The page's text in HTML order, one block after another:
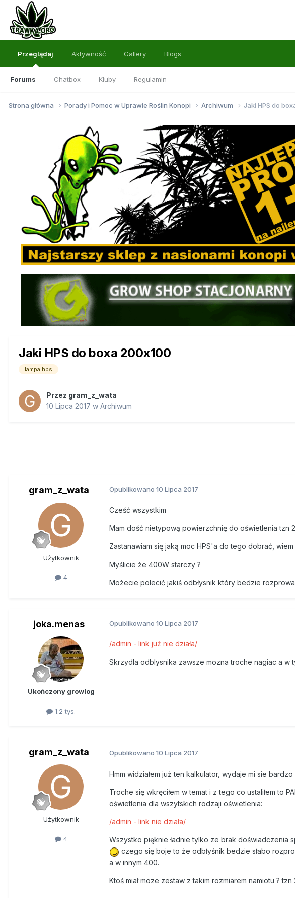
Przeglądaj
Forums Chatbox Kluby Regulamin
Aktywność Gallery Blogs
Strona główna Porady i Pomoc w Uprawie Roślin Konopi Archiwum Jaki HPS do
Jaki HPS do boxa 200x100
lampa hps
Przez gram_z_wata
10 Lipca 2017 w Archiwum
gram_z_wata
Użytkownik
4
Opublikowano 10 Lipca 2017
Cześć wszystkim
Mam dość nietypową powierzchnię do oświetlenia tzn
Zastanawiam się jaką moc HPS'a do tego dobrać,
Myślicie że 400W starczy ?
Możecie polecić jakiś odbłysnik który bedzie
joka.menas
Ukończony growlog
1.2 tys.
Opublikowano 10 Lipca 2017
/admin - link już nie działa/
Skrzydla odblysnika zawsze mozna troche nagiac a w
gram_z_wata
Użytkownik
4
Opublikowano 10 Lipca 2017
Hmm widziałem już ten kalkulator, wydaje mi sie bardzo
Troche się wkręciłem w temat i z tego co ustaliłem to
oświetlenia dla wszytskich rodzaji oświetlenia:
/admin - link nie działa/
Wszystko pięknie ładnie tylko ze brak doświadczenia
czego się boje to że odbłyśnik bedzie słabo
a w innym 400.
Ktoś miał moze zestaw z takim rozmiarem namiotu ?